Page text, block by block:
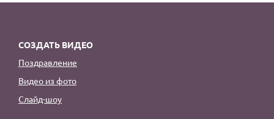
СОЗДАТЬ ВИДЕО
Поздравление
Видео из фото
Слайд-шоу